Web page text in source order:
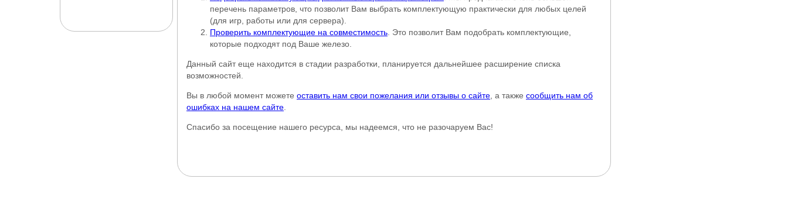
перечень параметров, что позволит Вам выбрать комплектующую практически для любых целей
(для игр, работы или для сервера).
Проверить комплектующие на совместимость . Это позволит Вам подобрать комплектующие,
которые подходят под Ваше железо.
Данный сайт еще находится в стадии разработки, планируется дальнейшее расширение списка
возможностей.
Вы в любой момент можете оставить нам свои пожелания или отзывы о сайте , а также сообщить нам об
ошибках на нашем сайте
Спасибо за посещение нашего ресурса, мы надеемся, что не разочаруем Вас!